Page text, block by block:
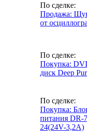
По сделке:
Продажа:
от
По сделке:
Покупка:
диск Deep
По сделке:
Покупка:
питания DR-
24(24V-3,2A)